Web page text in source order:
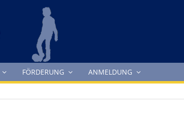
FÖRDERUNG ANMELDUNG